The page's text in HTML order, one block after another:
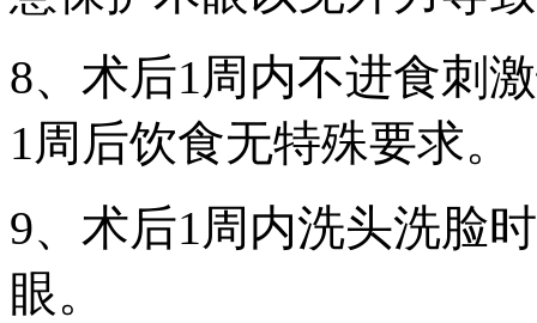
8、术后1周内不进食刺
1周后饮食无特殊要求。
9、术后1周内洗头洗脸
眼。